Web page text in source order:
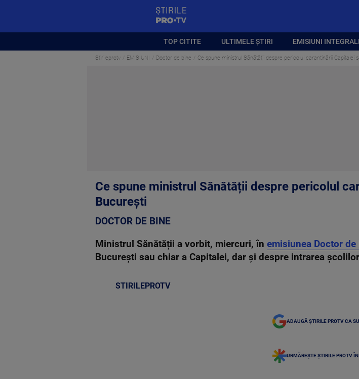
TOP CITITE ULTIMELE ȘTIRI EMISIUNI
Stirileprotv EMISIUNI Doctor de bine Ce spune ministrul Sănătății despre pericolul carantinării Capitalei
Ce spune ministrul Sănătății despre pericolul
București
DOCTOR DE BINE
Ministrul Sănătății a vorbit, miercuri, în emisiunea Doctor de
București sau chiar a Capitalei, dar și despre intrarea
STIRILEPROTV
ADAUGĂ ȘTIRILE PROTV CA
URMĂREȘTE ȘTIRILE PROTV